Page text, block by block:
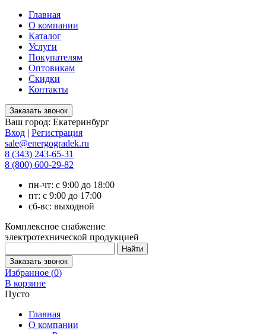
Главная
О компании
Каталог
Услуги
Покупателям
Оптовикам
Скидки
Контакты
Ваш город: Екатеринбург
Вход | Регистрация
sale@energogradek.ru
8 (343) 243-65-31
8 (800) 600-29-82
пн-чт: с 9:00 до 18:00
пт: с 9:00 до 17:00
сб-вс: выходной
Комплексное снабжение
электротехнической продукцией
Избранное (0)
В корзине
Пусто
Главная
О компании